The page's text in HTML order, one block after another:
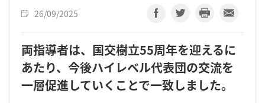
26/09/2025
両指導者は、国交樹立55周年を迎えるに
あたり、今後ハイレベル代表団の交流を
一層促進していくことで一致しました。